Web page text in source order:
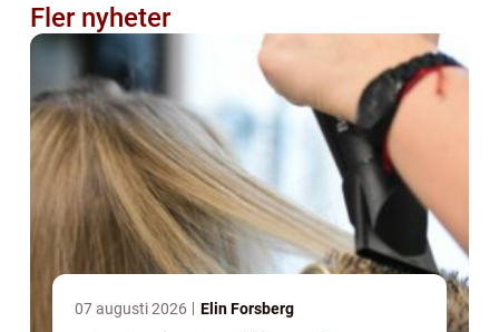
Fler nyheter
07 augusti 2026 Elin Forsberg